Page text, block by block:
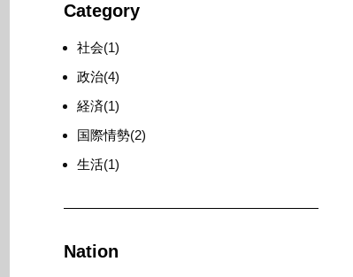
Category
社会(1)
政治(4)
経済(1)
国際情勢(2)
生活(1)
Nation